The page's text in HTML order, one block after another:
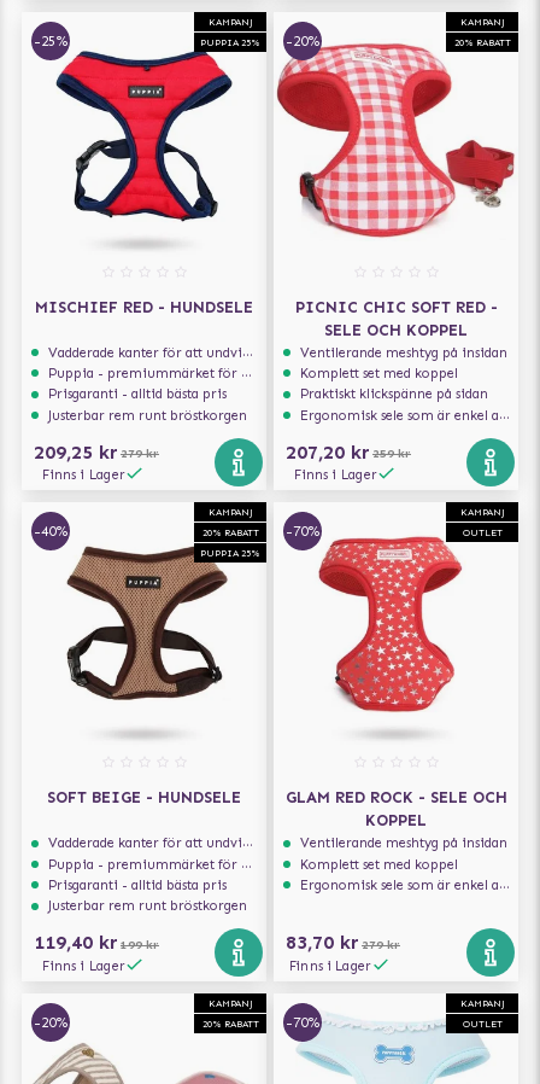
KAMPANJ
PUPPIA 25%
-25%
MISCHIEF RED - HUNDSELE
Vadderade kanter för att undvika skav
Puppia - premiummärket för hundselar
Prisgaranti - alltid bästa pris
Justerbar rem runt bröstkorgen
209,25 kr 279 kr
Finns i Lager
KAMPANJ
20% RABATT
-20%
PICNIC CHIC SOFT RED -
SELE OCH KOPPEL
Ventilerande meshtyg på insidan
Komplett set med koppel
Praktiskt klickspänne på sidan
Ergonomisk sele som är enkel att ta på och av
207,20 kr 259 kr
Finns i Lager
KAMPANJ
20% RABATT
PUPPIA 25%
-40%
SOFT BEIGE - HUNDSELE
Vadderade kanter för att undvika skav
Puppia - premiummärket för hundselar
Prisgaranti - alltid bästa pris
Justerbar rem runt bröstkorgen
119,40 kr 199 kr
Finns i Lager
KAMPANJ
OUTLET
-70%
GLAM RED ROCK - SELE OCH
KOPPEL
Ventilerande meshtyg på insidan
Komplett set med koppel
Ergonomisk sele som är enkel att ta på och av
83,70 kr 279 kr
Finns i Lager
KAMPANJ
20% RABATT
-20%
KAMPANJ
OUTLET
-70%